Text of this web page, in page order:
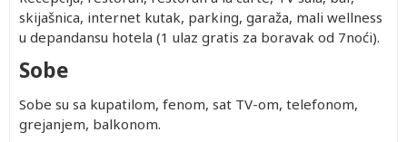
skijašnica, internet kutak, parking, garaža, mali wellness
u depandansu hotela (1 ulaz gratis za boravak od 7noći).
Sobe
Sobe su sa kupatilom, fenom, sat TV-om, telefonom,
grejanjem, balkonom.